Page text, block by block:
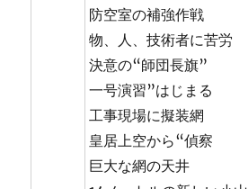
防空室の補強作戦
物、人、技術者に苦労
決意の“師団長旗”
一号演習”はじまる
工事現場に擬装網
皇居上空から“偵察
巨大な網の天井